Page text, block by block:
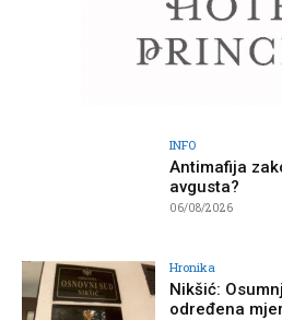
INFO
Antimafija
avgusta?
06/08/2026
Hronika
Nikšić:
određena